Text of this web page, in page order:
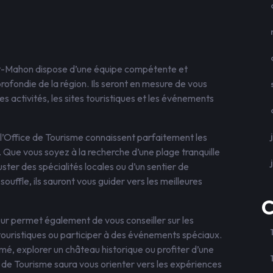
dispose d’une équipe compétente et
de la région. Ils seront en mesure de vous
activités, les sites touristiques et les événements
de Tourisme connaissent parfaitement les
vous soyez à la recherche d’une plage tranquille
des spécialités locales ou d’un sentier de
ils sauront vous guider vers les meilleures
permet également de vous conseiller sur les
ou participer à des événements spéciaux.
explorer un château historique ou profiter d’une
Tourisme saura vous orienter vers les expériences